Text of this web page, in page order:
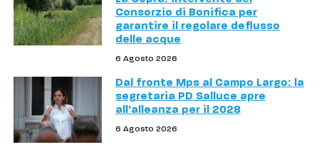
Consorzio di Bonifica per
garantire il regolare deflusso
delle acque
6 Agosto 2026
Dal fronte Mps al Campo Largo: la
segretaria PD Salluce apre
all'alleanza per il 2028
6 Agosto 2026